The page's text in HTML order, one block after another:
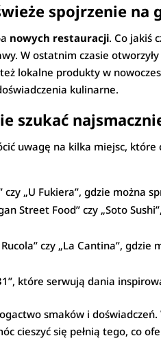
spojrzenie na
nowych restauracji. Co jakiś
W ostatnim czasie
lokalne produkty w
kulinarne.
szukać
uwagę na kilka miejsc, które
„U Fukiera”, gdzie można
Street Food” czy „Soto
czy „La Cantina”,
które serwują dania
smaków i
cieszyć się pełnią tego, co